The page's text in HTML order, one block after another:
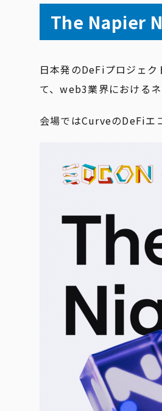
The Napier
日本発のDeFiプロジェ
て、web3業界における
会場ではCurveのDeFiエ